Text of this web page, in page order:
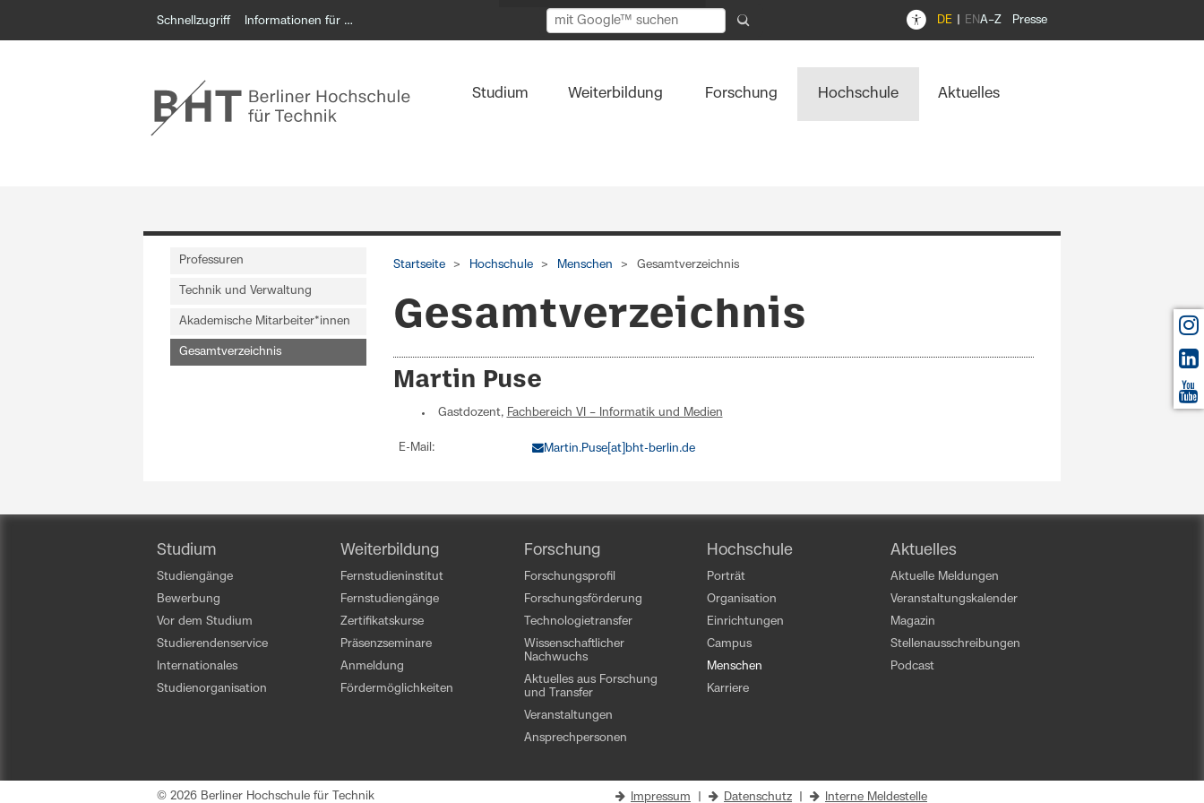
Schnellzugriff Informationen für … A–Z Presse
DE EN
Studium Weiterbildung Forschung Hochschule Aktuelles
Professuren
Technik und Verwaltung
Akademische Mitarbeiter*innen
Gesamtverzeichnis
Startseite Hochschule Menschen Gesamtverzeichnis
Gesamtverzeichnis
Martin Puse
Gastdozent, Fachbereich VI – Informatik und Medien
E-Mail: Martin.Puse[at]bht-berlin.de
Studium
Studiengänge
Bewerbung
Vor dem Studium
Studierendenservice
Internationales
Studienorganisation
Weiterbildung
Fernstudieninstitut
Fernstudiengänge
Zertifikatskurse
Präsenzseminare
Anmeldung
Fördermöglichkeiten
Forschung
Forschungsprofil
Forschungsförderung
Technologietransfer
Wissenschaftlicher
Nachwuchs
Aktuelles aus Forschung
und Transfer
Veranstaltungen
Ansprechpersonen
Hochschule
Porträt
Organisation
Einrichtungen
Campus
Menschen
Karriere
Aktuelles
Aktuelle Meldungen
Veranstaltungskalender
Magazin
Stellenausschreibungen
Podcast
© 2026 Berliner Hochschule für Technik Impressum Datenschutz Interne Meldestelle